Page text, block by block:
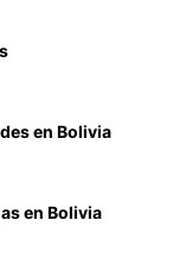
en Bolivia
en Bolivia